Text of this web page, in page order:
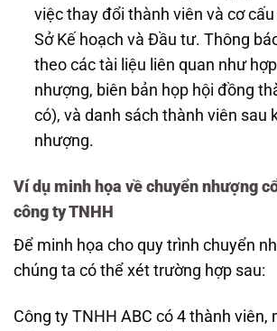
việc thay đổi thành viên và cơ
Sở Kế hoạch và Đầu tư. Thông
theo các tài liệu liên quan như
nhượng, biên bản họp hội đồng
có), và danh sách thành viên sau
nhượng.
Ví dụ minh họa về chuyển nhượng
công ty TNHH
Để minh họa cho quy trình chuyển
chúng ta có thể xét trường hợp sau:
Công ty TNHH ABC có 4 thành viên,